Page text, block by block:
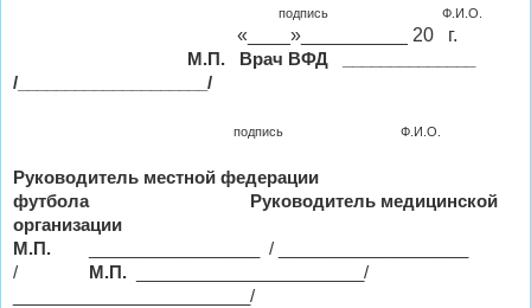
подпись Ф.И.О.
«____»__________ 20 г.
М.П. Врач ВФД
/____________________/
подпись Ф.И.О.
Руководитель местной федерации
футбола
Руководитель медицинской
организации
М.П.
/ ____________________
/
М.П.
________________________/
_________________________/